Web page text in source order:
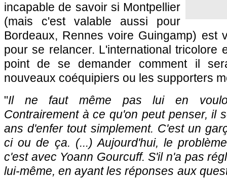
incapable de savoir si Montpellier
(mais c'est valable aussi pour
Bordeaux, Rennes voire Guingamp) est
pour se relancer. L'international tricolore
point de se demander comment il
nouveaux coéquipiers ou les supporters
"Il ne faut même pas lui en
Contrairement à ce qu'on peut penser, il
ans d'enfer tout simplement. C'est un
ci ou de ça. (...) Aujourd'hui, le
c'est avec Yoann Gourcuff. S'il n'a pas
lui-même, en ayant les réponses aux